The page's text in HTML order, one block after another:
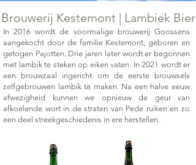
Brouwerij Kestemont | Lambiek Bier
In 2016 wordt de voormalige brouwerij Goossens
aangekocht door de familie Kestemont, geboren en
getogen Pajotten. Drie jaren later wordt er begonnen
met lambik te steken op eiken vaten. In 2021 wordt er
een brouwzaal ingericht om de eerste brouwsels
zelfgebrouwen lambik te maken. Na een halve eeuw
afwezigheid kunnen we opnieuw de geur van
afkoelende wort in de straten van Pede ruiken en zo
een deel streekgeschiedenis in ere herstellen.